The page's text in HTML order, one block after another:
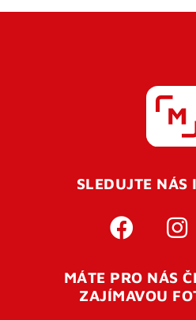
SLEDUJTE NÁS
MÁTE PRO NÁS
ZAJÍMAVOU